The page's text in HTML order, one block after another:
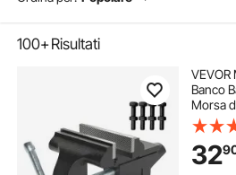
100+Risultati
VEVOR
Banco
Morsa
di
cm per
Morsa
32